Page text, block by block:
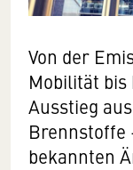
Von der
Mobilität
Ausstieg
Brennstoffe
bekannten